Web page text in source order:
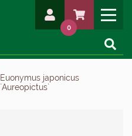
0
Euonymus japonicus
`Aureopictus`